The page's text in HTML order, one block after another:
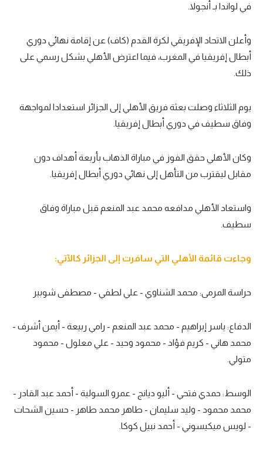
في لواندا بـ أنجولا.
وأعلن الاتحاد الإفريقي لكرة القدم (كاف) عن إقامة نهائي دوري
أبطال إفريقيا في المغرب، فيما اعترض الأهلي بشكل رسمي على
ذلك.
يوم الثلاثاء وصلت بعثة فريق الأهلي إلى الجزائر استعدادا لمواجهة
وفاق سطيف في دوري أبطال إفريقيا.
وكان الأهلي حقق الفوز في مباراة الذهاب بأربعة أهداف دون
مقابل ليقترب من التأهل إلى نهائي دوري أبطال إفريقيا.
واستعاد الأهلي مدافعه محمد عبد المنعم قبل مباراة وفاق
سطيف.
وجاءت قائمة الأهلي التي سافرت إلى الجزائر كالآتي:
حراسة المرمى: محمد الشناوي - علي لطفي - مصطفى شوبير
الدفاع: ياسر إبراهيم - محمد عبد المنعم - رامي ربيعة - أيمن أشرف -
محمد هاني - كريم فؤاد - محمود وحيد - علي معلول - محمود
متولي.
الوسط: حمدي فتحي - أليو ديانج - عمرو السولية - أحمد عبد القادر -
محمد محمود - وليد سليمان - طاهر محمد طاهر - حسين الشحات
- لويس ميكيسوني - أحمد نبيل كوكا.